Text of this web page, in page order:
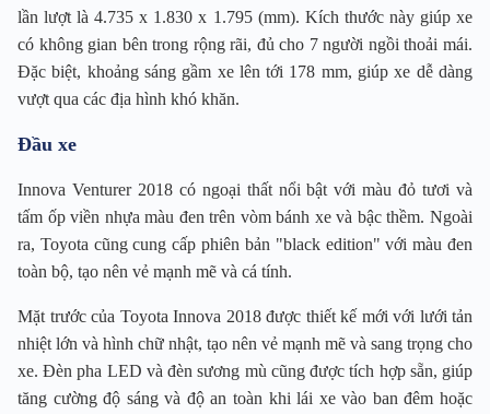
lần lượt là 4.735 x 1.830 x 1.795 (mm). Kích thước này giúp xe
có không gian bên trong rộng rãi, đủ cho 7 người ngồi thoải mái.
Đặc biệt, khoảng sáng gầm xe lên tới 178 mm, giúp xe dễ dàng
vượt qua các địa hình khó khăn.
Đầu xe
Innova Venturer 2018 có ngoại thất nổi bật với màu đỏ tươi và
tấm ốp viền nhựa màu đen trên vòm bánh xe và bậc thềm. Ngoài
ra, Toyota cũng cung cấp phiên bản "black edition" với màu đen
toàn bộ, tạo nên vẻ mạnh mẽ và cá tính.
Mặt trước của Toyota Innova 2018 được thiết kế mới với lưới tản
nhiệt lớn và hình chữ nhật, tạo nên vẻ mạnh mẽ và sang trọng cho
xe. Đèn pha LED và đèn sương mù cũng được tích hợp sẵn, giúp
tăng cường độ sáng và độ an toàn khi lái xe vào ban đêm hoặc